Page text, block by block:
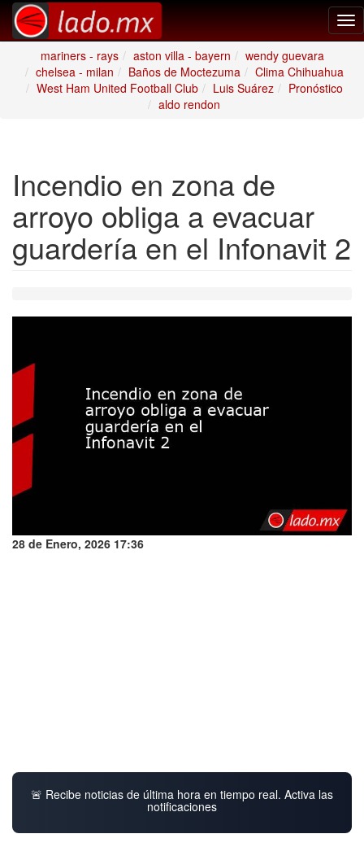
mariners - rays
aston villa - bayern
wendy guevara
chelsea - milan
Baños de Moctezuma
Clima Chihuahua
West Ham United Football Club
Luis Suárez
Pronóstico
aldo rendon
Incendio en zona de
arroyo obliga a evacuar
guardería en el Infonavit 2
28 de Enero, 2026 17:36
🚨 Recibe noticias de última hora en tiempo real. Activa las
notificaciones